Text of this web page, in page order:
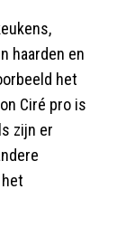
haarden en
het
Ciré pro is
zijn er